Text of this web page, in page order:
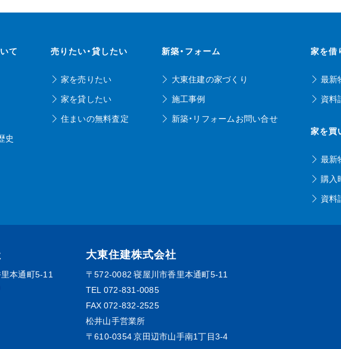
て
史
売りたい・貸したい
家を売りたい
家を貸したい
住まいの無料査定
新築・フォーム
大東住建の家づくり
施工事例
新築・リフォームお問い合せ
家を借
最新
資料
家を買
最新
購入
資料
本通町5-11
大東住建株式会社
〒572-0082寝屋川市香里本通町5-11
TEL 072-831-0085
FAX 072-832-2525
松井山手営業所
〒610-0354京田辺市山手南1丁目3-4